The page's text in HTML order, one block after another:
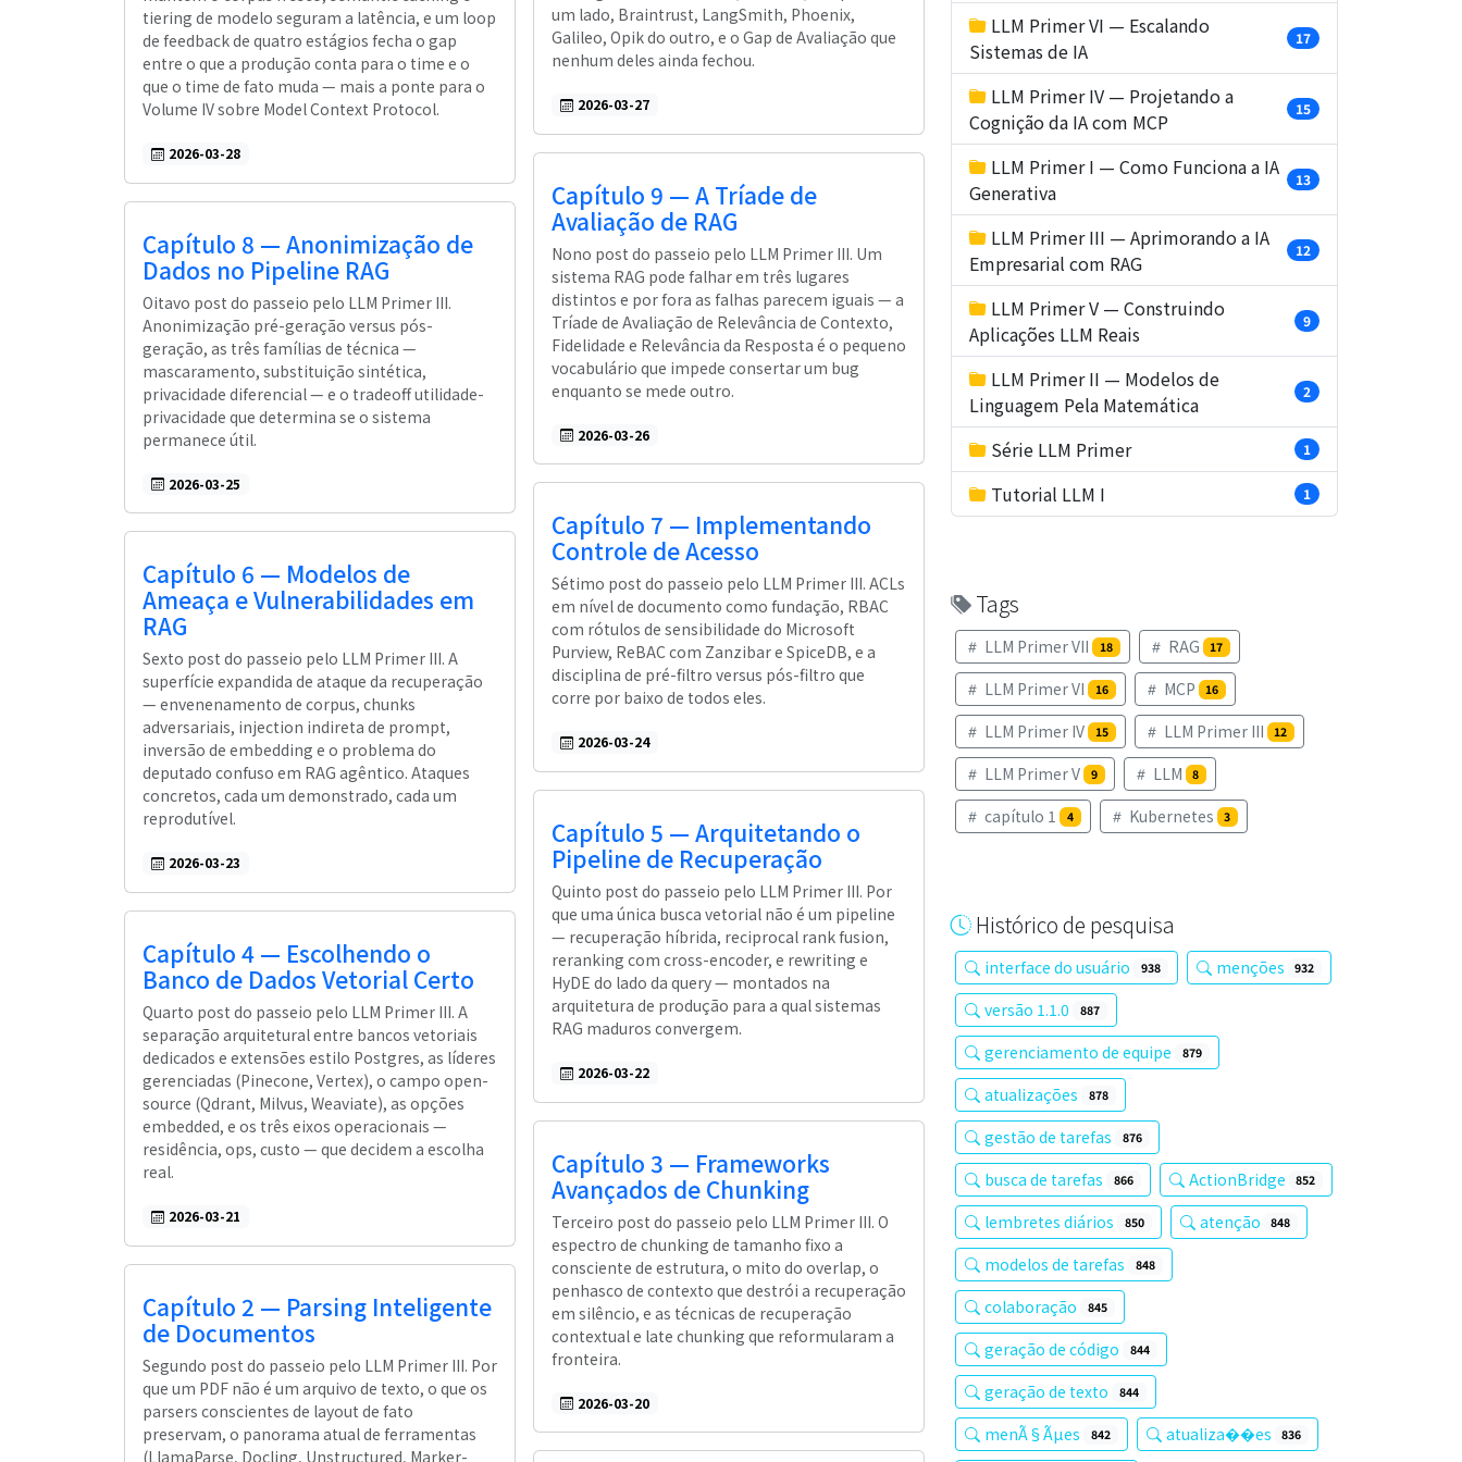
tiering de modelo seguram a latência, e um loop
de feedback de quatro estágios fecha o gap
entre o que a produção conta para o time e o
que o time de fato muda — mais a ponte para o
Volume IV sobre Model Context Protocol.
2026-03-28
um lado, Braintrust, LangSmith, Phoenix,
Galileo, Opik do outro, e o Gap de Avaliação que
nenhum deles ainda fechou.
2026-03-27
Capítulo 9 — A Tríade de
Avaliação de RAG
Nono post do passeio pelo LLM Primer III. Um
sistema RAG pode falhar em três lugares
distintos e por fora as falhas parecem iguais — a
Tríade de Avaliação de Relevância de Contexto,
Fidelidade e Relevância da Resposta é o pequeno
vocabulário que impede consertar um bug
enquanto se mede outro.
2026-03-26
Capítulo 8 — Anonimização de
Dados no Pipeline RAG
Oitavo post do passeio pelo LLM Primer III.
Anonimização pré-geração versus pós-
geração, as três famílias de técnica —
mascaramento, substituição sintética,
privacidade diferencial — e o tradeoff utilidade-
privacidade que determina se o sistema
permanece útil.
2026-03-25
Capítulo 7 — Implementando
Controle de Acesso
Sétimo post do passeio pelo LLM Primer III. ACLs
em nível de documento como fundação, RBAC
com rótulos de sensibilidade do Microsoft
Purview, ReBAC com Zanzibar e SpiceDB, e a
disciplina de pré-filtro versus pós-filtro que
corre por baixo de todos eles.
2026-03-24
Capítulo 6 — Modelos de
Ameaça e Vulnerabilidades em
RAG
Sexto post do passeio pelo LLM Primer III. A
superfície expandida de ataque da recuperação
— envenenamento de corpus, chunks
adversariais, injection indireta de prompt,
inversão de embedding e o problema do
deputado confuso em RAG agêntico. Ataques
concretos, cada um demonstrado, cada um
reprodutível.
2026-03-23
Capítulo 5 — Arquitetando o
Pipeline de Recuperação
Quinto post do passeio pelo LLM Primer III. Por
que uma única busca vetorial não é um pipeline
— recuperação híbrida, reciprocal rank fusion,
reranking com cross-encoder, e rewriting e
HyDE do lado da query — montados na
arquitetura de produção para a qual sistemas
RAG maduros convergem.
2026-03-22
Capítulo 4 — Escolhendo o
Banco de Dados Vetorial Certo
Quarto post do passeio pelo LLM Primer III. A
separação arquitetural entre bancos vetoriais
dedicados e extensões estilo Postgres, as líderes
gerenciadas (Pinecone, Vertex), o campo open-
source (Qdrant, Milvus, Weaviate), as opções
embedded, e os três eixos operacionais —
residência, ops, custo — que decidem a escolha
real.
2026-03-21
Capítulo 3 — Frameworks
Avançados de Chunking
Terceiro post do passeio pelo LLM Primer III. O
espectro de chunking de tamanho fixo a
consciente de estrutura, o mito do overlap, o
penhasco de contexto que destrói a recuperação
em silêncio, e as técnicas de recuperação
contextual e late chunking que reformularam a
fronteira.
2026-03-20
Capítulo 2 — Parsing Inteligente
de Documentos
Segundo post do passeio pelo LLM Primer III. Por
que um PDF não é um arquivo de texto, o que os
parsers conscientes de layout de fato
preservam, o panorama atual de ferramentas
(LlamaParse, Docling, Unstructured, Marker-
LLM Primer VI — Escalando
Sistemas de IA
17
LLM Primer IV — Projetando a
Cognição da IA com MCP
15
LLM Primer I — Como Funciona a IA
Generativa
13
LLM Primer III — Aprimorando a IA
Empresarial com RAG
12
LLM Primer V — Construindo
Aplicações LLM Reais
9
LLM Primer II — Modelos de
Linguagem Pela Matemática
2
Série LLM Primer 1
Tutorial LLM I 1
Tags
LLM Primer VII 18 RAG 17
LLM Primer VI 16 MCP 16
LLM Primer IV 15 LLM Primer III 12
LLM Primer V 9 LLM 8
capítulo 1 4 Kubernetes 3
Histórico de pesquisa
interface do usuário 938 menções 932
versão 1.1.0 887
gerenciamento de equipe 879
atualizações 878
gestão de tarefas 876
busca de tarefas 866 ActionBridge 852
lembretes diários 850 atenção 848
modelos de tarefas 848
colaboração 845
geração de código 844
geração de texto 844
menÃ§Ãµes 842 atualiza��es 836